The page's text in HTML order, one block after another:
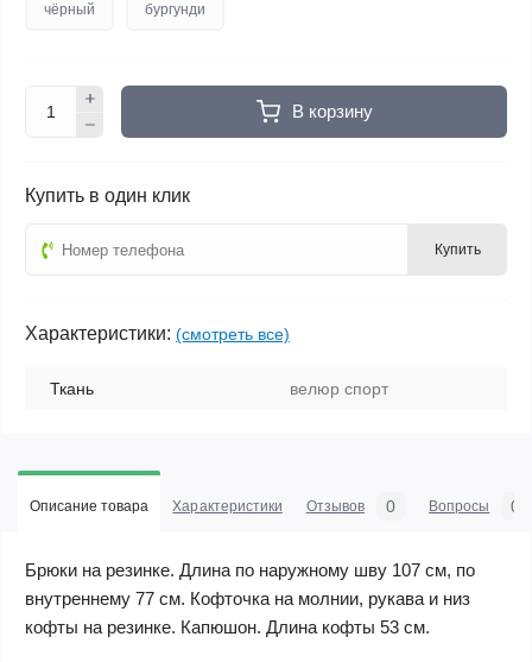
чёрный бургунди
В корзину
Купить в один клик
Купить
Характеристики: (смотреть все)
Ткань велюр спорт
Описание товара Характеристики Отзывов 0 Вопросы 0
Брюки на резинке. Длина по наружному шву 107 см, по
внутреннему 77 см. Кофточка на молнии, рукава и низ
кофты на резинке. Капюшон. Длина кофты 53 см.